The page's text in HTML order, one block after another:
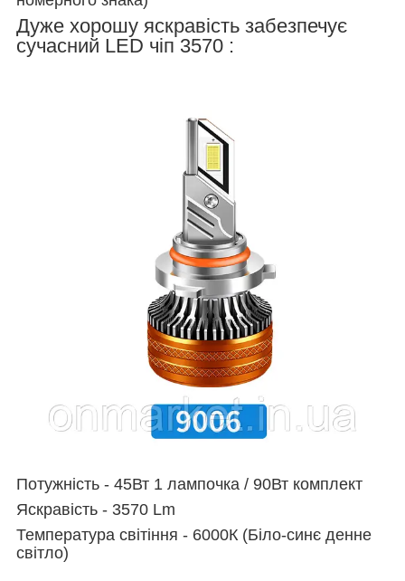
Дуже хорошу яскравість забезпечує
сучасний LED чіп 3570 :
Потужність - 45Вт 1 лампочка / 90Вт комплект
Яскравість - 3570 Lm
Температура світіння - 6000К (Біло-синє денне
світло)